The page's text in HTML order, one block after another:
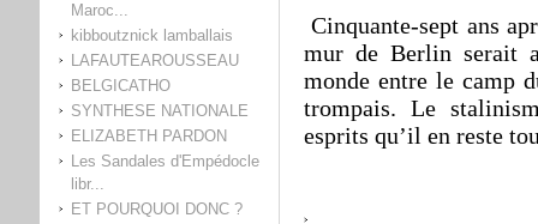
Maroc...
kibboutznick lamballais
LAFAUTEAROUSSEAU
BELGICATHO
SYNTHESE NATIONALE
ELIZABETH PARDON
Les Sandales d'Empédocle
libr...
ET POURQUOI DONC ?
Cinquante-sept ans
mur de Berlin serait
monde entre le camp
trompais. Le
esprits qu’il en reste